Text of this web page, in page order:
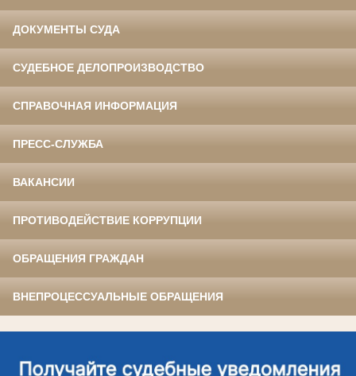
ДОКУМЕНТЫ СУДА
СУДЕБНОЕ ДЕЛОПРОИЗВОДСТВО
СПРАВОЧНАЯ ИНФОРМАЦИЯ
ПРЕСС-СЛУЖБА
ВАКАНСИИ
ПРОТИВОДЕЙСТВИЕ КОРРУПЦИИ
ОБРАЩЕНИЯ ГРАЖДАН
ВНЕПРОЦЕССУАЛЬНЫЕ ОБРАЩЕНИЯ